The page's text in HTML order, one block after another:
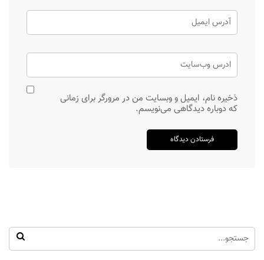
ذخیره نام، ایمیل و وبسایت من در مرورگر برای زمانی
که دوباره دیدگاهی می‌نویسم.